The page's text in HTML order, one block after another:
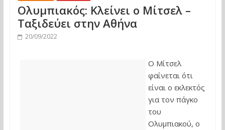
Ολυμπιακός: Κλείνει ο Μίτσελ –
Ταξιδεύει στην Αθήνα
20/09/2022
Ο Μίτσελ
φαίνεται ότι
είναι ο εκλεκτός
για τον πάγκο
του
Ολυμπιακού, ο